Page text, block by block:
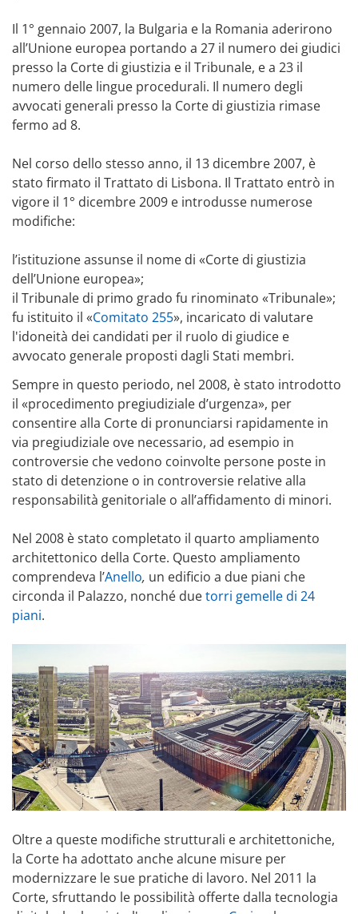
Il 1° gennaio 2007, la Bulgaria e la Romania aderirono
all’Unione europea portando a 27 il numero dei giudici
presso la Corte di giustizia e il Tribunale, e a 23 il
numero delle lingue procedurali. Il numero degli
avvocati generali presso la Corte di giustizia rimase
fermo ad 8.
Nel corso dello stesso anno, il 13 dicembre 2007, è
stato firmato il Trattato di Lisbona. Il Trattato entrò in
vigore il 1° dicembre 2009 e introdusse numerose
modifiche:
l’istituzione assunse il nome di «Corte di giustizia
dell’Unione europea»;
il Tribunale di primo grado fu rinominato «Tribunale»;
fu istituito il «Comitato 255», incaricato di valutare
l'idoneità dei candidati per il ruolo di giudice e
avvocato generale proposti dagli Stati membri.
Sempre in questo periodo, nel 2008, è stato introdotto
il «procedimento pregiudiziale d’urgenza», per
consentire alla Corte di pronunciarsi rapidamente in
via pregiudiziale ove necessario, ad esempio in
controversie che vedono coinvolte persone poste in
stato di detenzione o in controversie relative alla
responsabilità genitoriale o all’affidamento di minori.
Nel 2008 è stato completato il quarto ampliamento
architettonico della Corte. Questo ampliamento
comprendeva l’Anello, un edificio a due piani che
circonda il Palazzo, nonché duetorri gemelle di 24
piani.
Oltre a queste modifiche strutturali e architettoniche,
la Corte ha adottato anche alcune misure per
modernizzare le sue pratiche di lavoro. Nel 2011 la
Corte, sfruttando le possibilità offerte dalla tecnologia